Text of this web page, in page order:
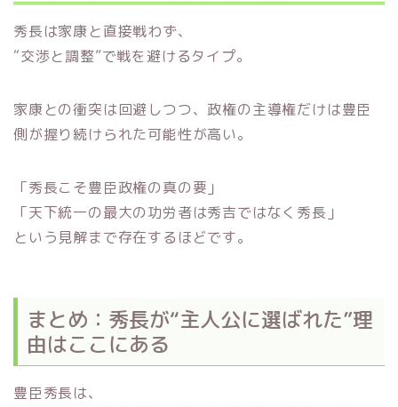
秀長は家康と直接戦わず、
“交渉と調整”で戦を避けるタイプ。
家康との衝突は回避しつつ、政権の主導権だけは豊臣
側が握り続けられた可能性が高い。
「秀長こそ豊臣政権の真の要」
「天下統一の最大の功労者は秀吉ではなく秀長」
という見解まで存在するほどです。
まとめ：秀長が“主人公に選ばれた”理
由はここにある
豊臣秀長は、